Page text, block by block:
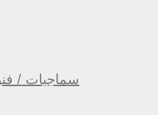
سماجیات /